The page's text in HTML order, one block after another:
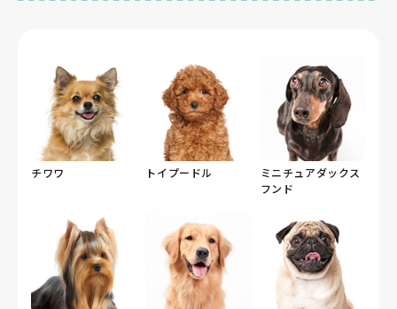
チワワ トイプードル
ミニチュアダックス
フンド